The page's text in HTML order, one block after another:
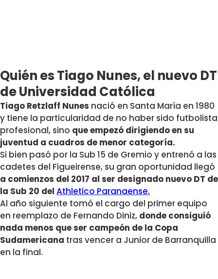
Quién es Tiago Nunes, el nuevo DT
de Universidad Católica
Tiago Retzlaff Nunes nació en Santa María en 1980
y tiene la particularidad de no haber sido futbolista
profesional, sino que empezó dirigiendo en su
juventud a cuadros de menor categoría.
Si bien pasó por la Sub 15 de Gremio y entrenó a las
cadetes del Figueirense, su gran oportunidad llegó
a comienzos del 2017 al ser designado nuevo DT de
la Sub 20 del Athletico Paranaense.
Al año siguiente tomó el cargo del primer equipo
en reemplazo de Fernando Diniz, donde consiguió
nada menos que ser campeón de la Copa
Sudamericana tras vencer a Junior de Barranquilla
en la final.